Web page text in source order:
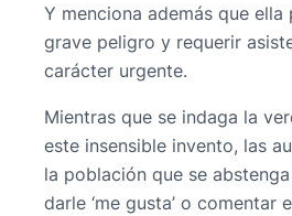
Y menciona además que ella
grave peligro y requerir
carácter urgente.
Mientras que se indaga la
este insensible invento, las
la población que se
darle ‘me gusta’ o comentar